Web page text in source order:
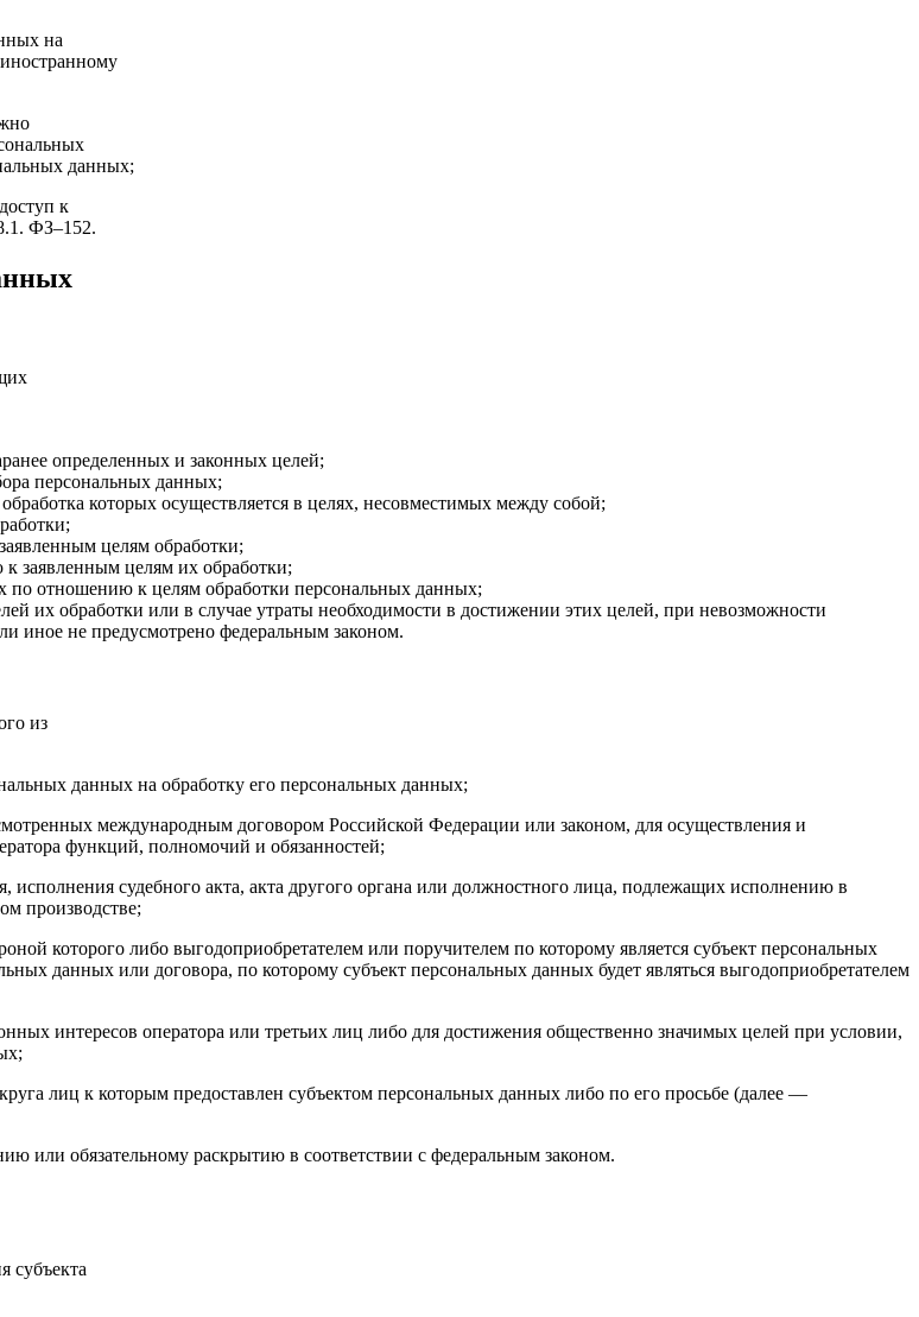
на
данных;
к
ФЗ–152.
определенных и законных целей;
персональных данных;
которых осуществляется в целях, несовместимых между собой;
целям обработки;
заявленным целям их обработки;
по отношению к целям обработки персональных данных;
их обработки или в случае утраты необходимости в достижении этих целей, при невозможности
иное не предусмотрено федеральным законом.
из
данных на обработку его персональных данных;
международным договором Российской Федерации или законом, для осуществления и
функций, полномочий и обязанностей;
исполнения судебного акта, акта другого органа или должностного лица, подлежащих исполнению в
производстве;
которого либо выгодоприобретателем или поручителем по которому является субъект персональных
данных или договора, по которому субъект персональных данных будет являться выгодоприобретателем
интересов оператора или третьих лиц либо для достижения общественно значимых целей при условии,
лиц к которым предоставлен субъектом персональных данных либо по его просьбе (далее —
или обязательному раскрытию в соответствии с федеральным законом.
субъекта